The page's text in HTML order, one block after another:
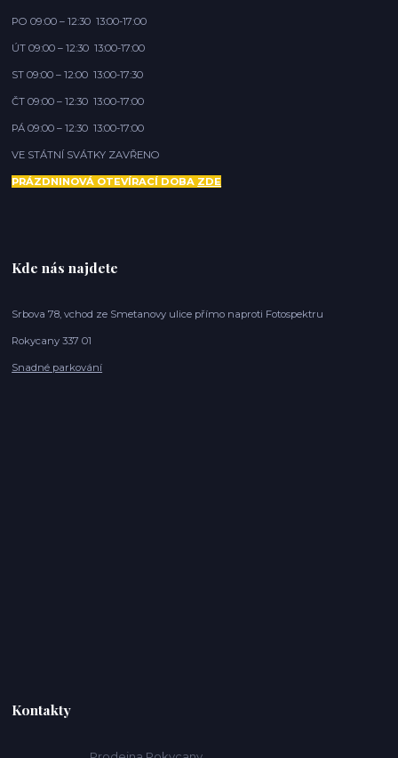
PO 09:00 – 12:30 13:00-17:00
ÚT 09:00 – 12:30 13:00-17:00
ST 09:00 – 12:00 13:00-17:30
ČT 09:00 – 12:30 13:00-17:00
PÁ 09:00 – 12:30 13:00-17:00
VE STÁTNÍ SVÁTKY ZAVŘENO
PRÁZDNINOVÁ OTEVÍRACÍ DOBA ZDE
Kde nás najdete
Srbova 78, vchod ze Smetanovy ulice přímo naproti Fotospektru
Rokycany 337 01
Snadné parkování
Kontakty